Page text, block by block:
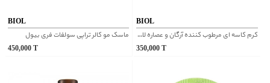
BIOL
ماسک مو کالر تراپی سولفات فری بیول
450,000
BIOL
کرم کاسه ای مرطوب کننده آرگان و عصاره لاله عباسی بیول
350,000